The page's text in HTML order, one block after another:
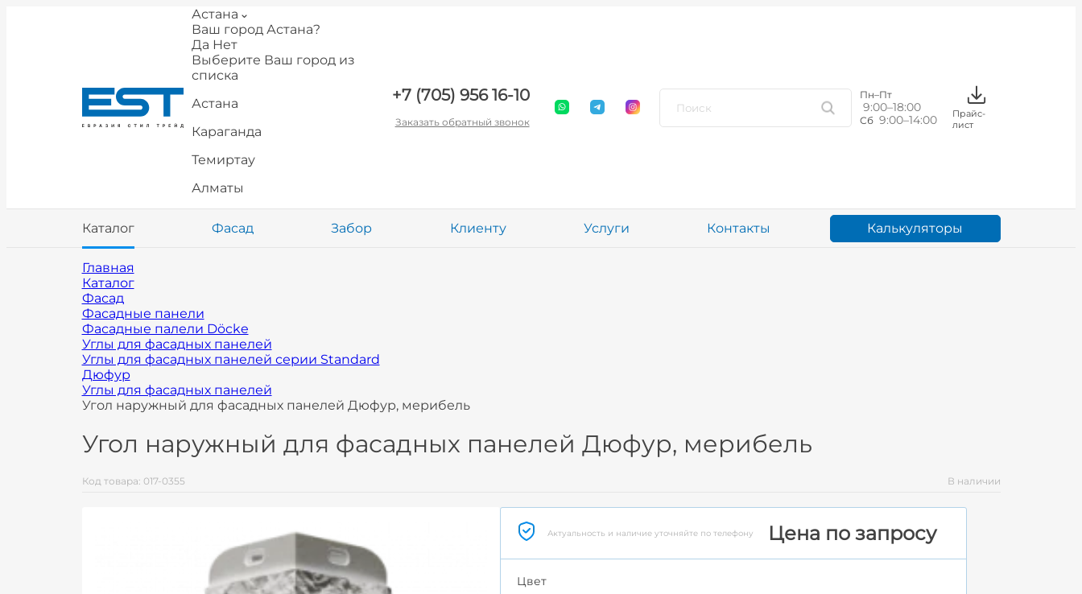
Астана
Ваш город Астана?
Да Нет
Выберите Ваш город из
списка
Астана
Караганда
Темиртау
Алматы
+7 (705) 956 16-10
Заказать обратный звонок
Пн–Пт
9:00–18:00
Сб 9:00–14:00
Прайс-
лист
Каталог Фасад Забор Клиенту Услуги Контакты Калькуляторы
Главная
Каталог
Фасад
Фасадные панели
Фасадные палели Döcke
Углы для фасадных панелей
Углы для фасадных панелей серии Standard
Дюфур
Углы для фасадных панелей
Угол наружный для фасадных панелей Дюфур, мерибель
Угол наружный для фасадных панелей Дюфур, мерибель
Код товара: 017-0355 В наличии
Актуальность и наличие уточняйте по телефону Цена по запросу
Цвет